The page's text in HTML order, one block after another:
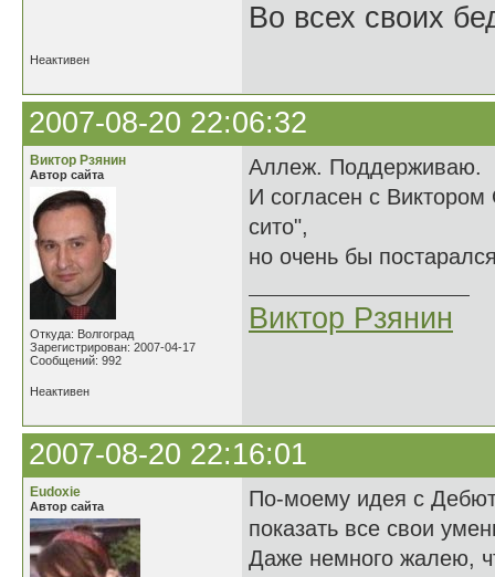
Во всех своих
Неактивен
2007-08-20 22:06:32
Виктор Рзянин
Автор сайта
Откуда: Волгоград
Зарегистрирован: 2007-04-17
Сообщений: 992
Аллеж. Поддерживаю.
И согласен с
сито",
но очень бы
Виктор Рзянин
Неактивен
2007-08-20 22:16:01
Eudoxie
Автор сайта
По-моему идея с
показать все свои
Даже немного жалею,